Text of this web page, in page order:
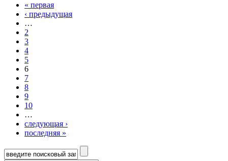
Страницы
« первая
‹ предыдущая
…
2
3
4
5
6
7
8
9
10
…
следующая ›
последняя »